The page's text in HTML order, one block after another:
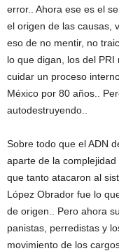
error.. Ahora ese es el
el origen de las causas,
eso de no mentir, no
lo que digan, los del
cuidar un proceso
México por 80 años..
autodestruyendo..
Sobre todo que el ADN
aparte de la
que tanto atacaron al
López Obrador fue lo
de origen.. Pero ahora
panistas, perredistas y
movimiento de los